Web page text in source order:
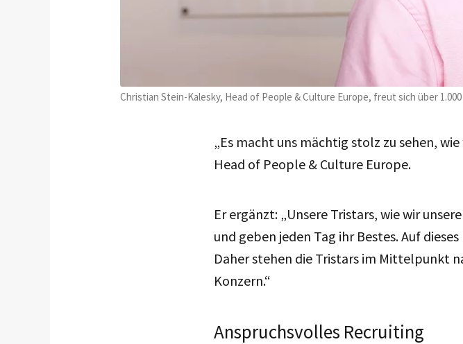
Christian Stein-Kalesky, Head of People & Culture Europe, freut sich über
„Es macht uns mächtig stolz zu sehen,
Head of People & Culture Europe.
Er ergänzt: „Unsere Tristars, wie wir
und geben jeden Tag ihr Bestes. Auf
Daher stehen die Tristars im Mittelpunkt
Konzern.“
Anspruchsvolles Recruiting